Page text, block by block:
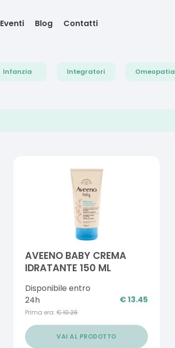
Eventi Blog Contatti
Infanzia Integratori Omeopatia
AVEENO BABY CREMA
IDRATANTE 150 ML
Disponibile entro
24h
Prima era: €10.26
€13.45
VAI AL PRODOTTO